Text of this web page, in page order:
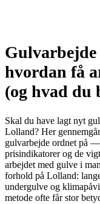
hvordan få
(og hvad du
Skal du have lagt nyt
Lolland? Her
gulvarbejde ordnet på
prisindikatorer og de
arbejdet med gulve i
forhold på Lolland:
undergulve og
metode ofte får stor